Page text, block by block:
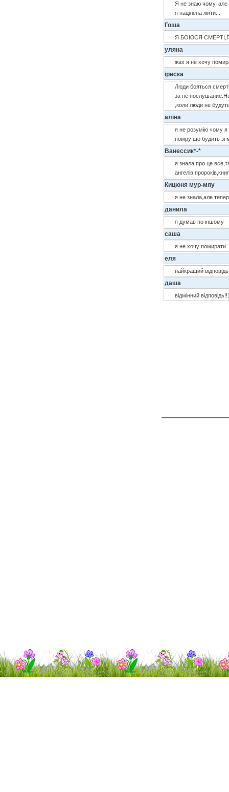
Я не знаю чому, але
я націлена жити...
Гоша
Я БОЮСЯ
уляна
жах я не хочу
іриска
Люди бояться
за не
,коли люди не
аліна
я не розумію чому я
помру що будить зі
Ванессик*-*
я знала про це
Кицюня мур-мяу
я не знала,але
данила
я думав по іншому
саша
я не хочу помирати
еля
найкращий
даша
відмінний